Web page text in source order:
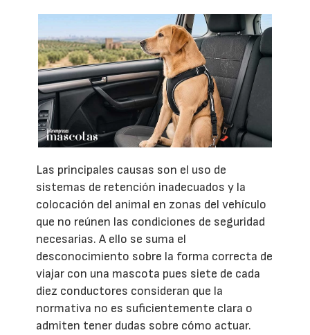
Las principales causas son el uso de
sistemas de retención inadecuados y la
colocación del animal en zonas del vehículo
que no reúnen las condiciones de seguridad
necesarias. A ello se suma el
desconocimiento sobre la forma correcta de
viajar con una mascota pues siete de cada
diez conductores consideran que la
normativa no es suficientemente clara o
admiten tener dudas sobre cómo actuar.